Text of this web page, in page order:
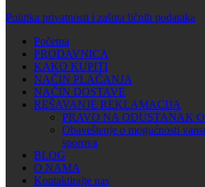
Politika privatnosti i zaštita ličnih podataka
Početna
PRODAVNICA
KAKO KUPITI
NAČIN PLAĆANJA
NAČIN DOSTAVE
REŠAVANJE REKLAMACIJA
PRAVO NA ODUSTANAK
Obaveštenje o mogućnosti
sporova
BLOG
O NAMA
Kontaktirajte nas